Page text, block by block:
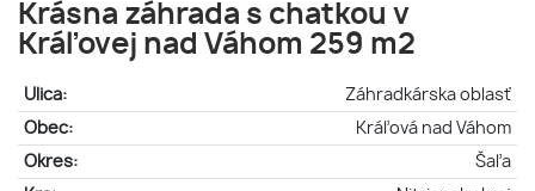
Krásna záhrada s chatkou v
Kráľovej nad Váhom 259 m2
Ulica:
Záhradkárska oblasť
Obec:
Kráľová nad Váhom
Okres:
Šaľa